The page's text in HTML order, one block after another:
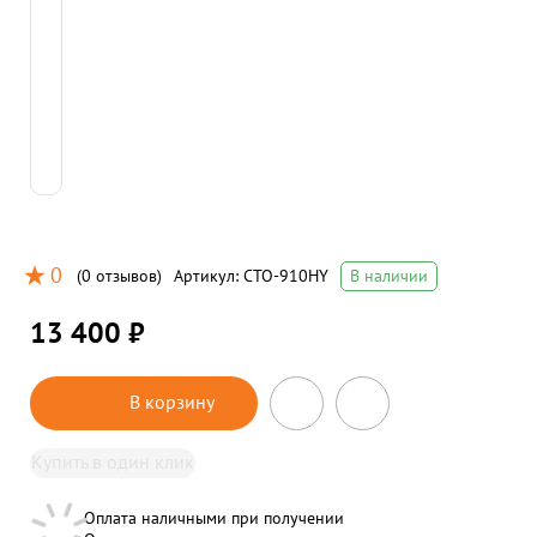
0 (0 отзывов) Артикул: CTO-910HY В наличии
13 400 ₽
В корзину
Оплата наличными при получении